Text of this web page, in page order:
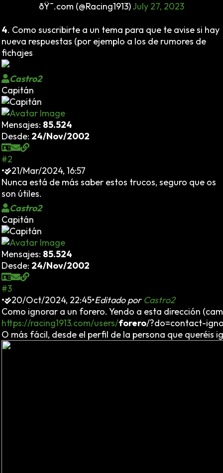
ðŸ¯.com (@Racing1913)July 27, 2023
4. Como suscribirte a un tema para que te avise si hay
nueva respuestas (por ejemplo a los de rumores de
fichajes
Castro2
Capitán
Mensajes: 85.524
Desde: 24/Nov/2002
#2
•
21/Mar/2024, 16:57
Nunca está de más saber estos trucos, seguro que os
son útiles.
Castro2
Capitán
Mensajes: 85.524
Desde: 24/Nov/2002
#3
•
20/Oct/2024, 22:45•Editado por Castro2
Como ignorar a un forero. Yendo a esta dirección
https://racing1913.com/users/forero/?do=contact-
O más fácil, desde el perfil de la persona que queréis